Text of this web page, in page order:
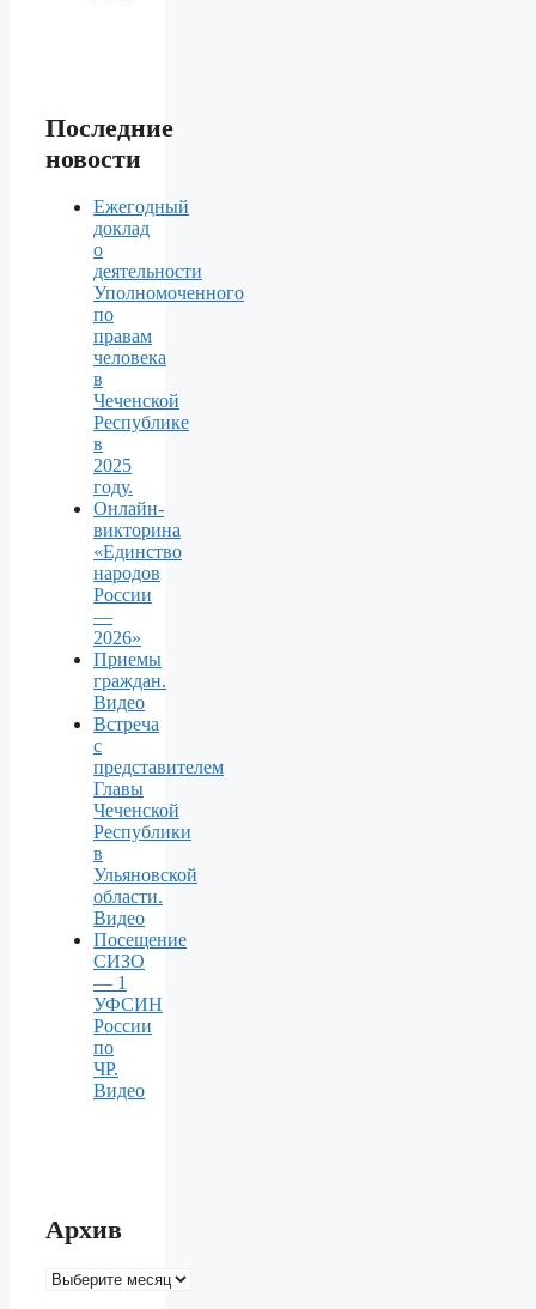
Последние
новости
Ежегодный
доклад
о
деятельности
Уполномоченного
по
правам
человека
в
Чеченской
Республике
в
2025
году.
Онлайн-
викторина
«Единство
народов
России
—
2026»
Приемы
граждан.
Видео
Встреча
с
представителем
Главы
Чеченской
Республики
в
Ульяновской
области.
Видео
Посещение
СИЗО
— 1
УФСИН
России
по
ЧР.
Видео
Архив
Архив